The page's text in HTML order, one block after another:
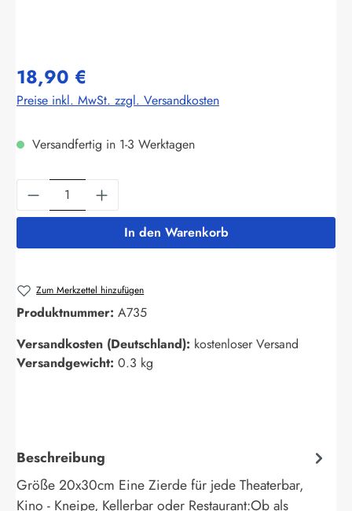
18,90 €
Preise inkl. MwSt. zzgl. Versandkosten
Versandfertig in 1-3 Werktagen
Produkt Anzahl: Gib den gewünschten
In den Warenkorb
Zum Merkzettel hinzufügen
Produktnummer: A735
Versandkosten (Deutschland): kostenloser Versand
Versandgewicht: 0.3 kg
Beschreibung
Größe 20x30cm Eine Zierde für jede Theaterbar,
Kino - Kneipe, Kellerbar oder Restaurant:Ob als